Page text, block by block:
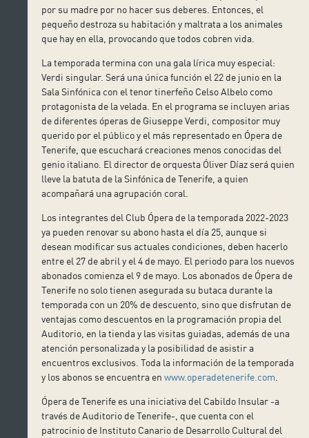
por su madre por no hacer sus deberes. Entonces, el
pequeño destroza su habitación y maltrata a los animales
que hay en ella, provocando que todos cobren vida.
La temporada termina con una gala lírica muy especial:
Verdi singular. Será una única función el 22 de junio en la
Sala Sinfónica con el tenor tinerfeño Celso Albelo como
protagonista de la velada. En el programa se incluyen arias
de diferentes óperas de Giuseppe Verdi, compositor muy
querido por el público y el más representado en Ópera de
Tenerife, que escuchará creaciones menos conocidas del
genio italiano. El director de orquesta Óliver Díaz será quien
lleve la batuta de la Sinfónica de Tenerife, a quien
acompañará una agrupación coral.
Los integrantes del Club Ópera de la temporada 2022-2023
ya pueden renovar su abono hasta el día 25, aunque si
desean modificar sus actuales condiciones, deben hacerlo
entre el 27 de abril y el 4 de mayo. El periodo para los nuevos
abonados comienza el 9 de mayo. Los abonados de Ópera de
Tenerife no solo tienen asegurada su butaca durante la
temporada con un 20% de descuento, sino que disfrutan de
ventajas como descuentos en la programación propia del
Auditorio, en la tienda y las visitas guiadas, además de una
atención personalizada y la posibilidad de asistir a
encuentros exclusivos. Toda la información de la temporada
y los abonos se encuentra enwww.operadetenerife.com.
Ópera de Tenerife es una iniciativa del Cabildo Insular -a
través de Auditorio de Tenerife-, que cuenta con el
patrocinio de Instituto Canario de Desarrollo Cultural del